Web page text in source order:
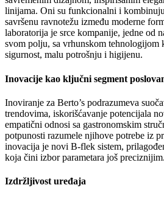
linijama. Oni su funkcionalni i
savršenu ravnotežu između moderne
laboratorija je srce kompanije, jedne od
svom polju, sa vrhunskom tehnologijom
sigurnost, malu potrošnju i higijenu.
Inovacije kao ključni segment
Inoviranje za Berto’s podrazumeva
trendovima, iskorišćavanje potencijala
empatični odnosi sa gastronomskim
potpunosti razumele njihove potrebe iz
inovacija je novi B-flek sistem,
koja čini izbor parametara još preciznijim.
Izdržljivost uređaja